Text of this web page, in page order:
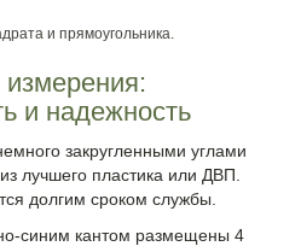
и прямоугольника.
и надежность
закругленными углами
лучшего пластика или ДВП.
долгим сроком службы.
синим кантом размещены 4